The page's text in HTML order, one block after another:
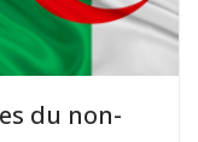
du non-